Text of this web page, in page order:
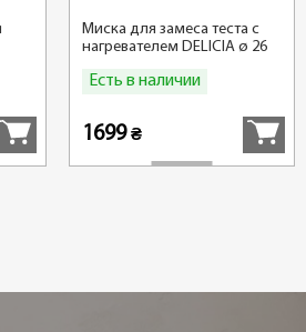
Миска для замеса теста с
нагревателем DELICIA ø 26
Есть в наличии
1699₴